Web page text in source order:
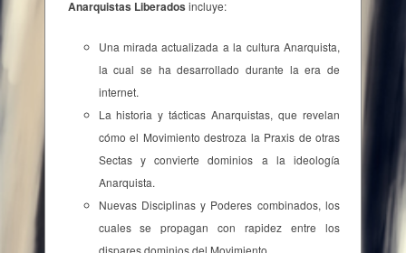
Anarquistas Liberados incluye:
Una mirada actualizada a la cultura Anarquista,
la cual se ha desarrollado durante la era de
internet.
La historia y tácticas Anarquistas, que revelan
cómo el Movimiento destroza la Praxis de otras
Sectas y convierte dominios a la ideología
Anarquista.
Nuevas Disciplinas y Poderes combinados, los
cuales se propagan con rapidez entre los
dispares dominios del Movimiento.